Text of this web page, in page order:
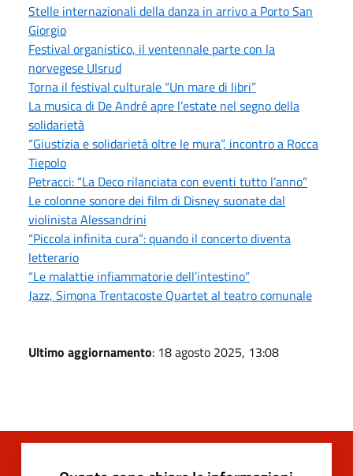
Stelle internazionali della danza in arrivo a Porto San
Giorgio
Festival organistico, il ventennale parte con la
norvegese Ulsrud
Torna il festival culturale “Un mare di libri”
La musica di De André apre l’estate nel segno della
solidarietà
“Giustizia e solidarietà oltre le mura”, incontro a Rocca
Tiepolo
Petracci: “La Deco rilanciata con eventi tutto l’anno”
Le colonne sonore dei film di Disney suonate dal
violinista Alessandrini
“Piccola infinita cura”: quando il concerto diventa
letterario
“Le malattie infiammatorie dell’intestino”
Jazz, Simona Trentacoste Quartet al teatro comunale
Ultimo aggiornamento: 18 agosto 2025, 13:08